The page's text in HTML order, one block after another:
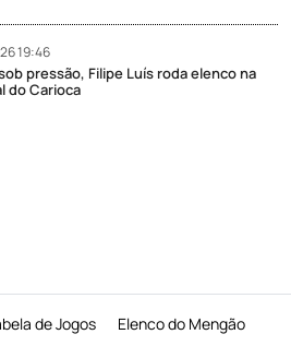
19:46
pressão, Filipe Luís roda elenco na
do Carioca
de Jogos
Elenco do Mengão